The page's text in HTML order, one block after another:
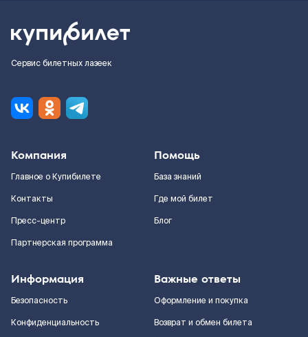
Сервис билетных лазеек
Компания
Главное о Купибилете
Контакты
Пресс-центр
Партнерская программа
Помощь
База знаний
Где мой билет
Блог
Информация
Безопасность
Конфиденциальность
Важные ответы
Оформление и покупка
Возврат и обмен билета